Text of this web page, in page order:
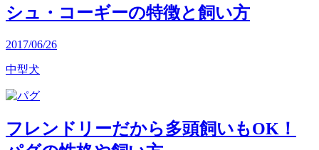
シュ・コーギーの特徴と飼い方
2017/06/26
中型犬
フレンドリーだから多頭飼いもOK！